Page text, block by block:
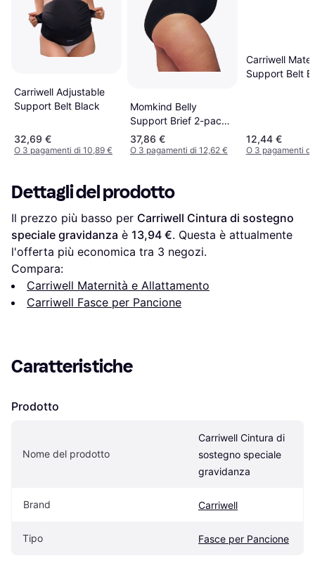
Carriwell Adjustable
Support Belt Black
32,69 €
O 3 pagamenti di 10,89 €
Momkind Belly
Support Brief 2-pack
Black
37,86 €
O 3 pagamenti di 12,62 €
Carriwell
Support Belt
12,44 €
O 3 pagamenti di
Dettagli del prodotto
Il prezzo più basso per Carriwell Cintura di sostegno
speciale gravidanza è 13,94 €. Questa è attualmente
l'offerta più economica tra 3 negozi.
Compara:
Carriwell Maternità e Allattamento
Carriwell Fasce per Pancione
Caratteristiche
Prodotto
Nome del prodotto
Carriwell Cintura di
sostegno speciale
gravidanza
Brand Carriwell
Tipo Fasce per Pancione